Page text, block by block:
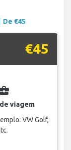
De €45
€45
viagem
VW Golf,